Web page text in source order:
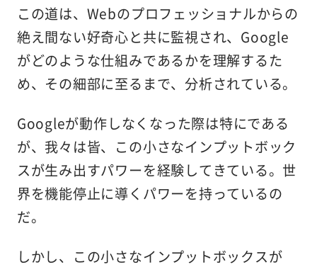
この道は、Webのプロフェッショナルからの
絶え間ない好奇心と共に監視され、Google
がどのような仕組みであるかを理解するた
め、その細部に至るまで、分析されている。
Googleが動作しなくなった際は特にである
が、我々は皆、この小さなインプットボック
スが生み出すパワーを経験してきている。世
界を機能停止に導くパワーを持っているの
だ。
しかし、この小さなインプットボックスが